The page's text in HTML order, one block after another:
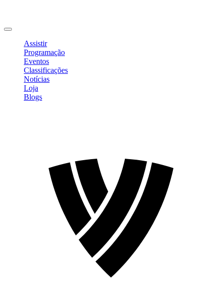
Assistir
Programação
Eventos
Classificações
Notícias
Loja
Blogs